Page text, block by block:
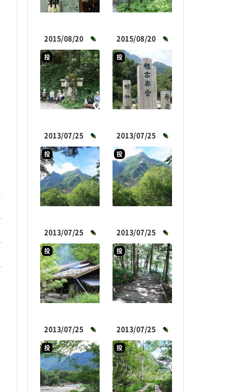
2015/08/20
投
2015/08/20
投
2013/07/25
投
2013/07/25
投
2013/07/25
投
2013/07/25
投
2013/07/25
投
2013/07/25
投